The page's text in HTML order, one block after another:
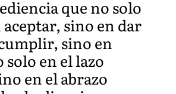
que no solo
sino en dar
sino en
en el lazo
en el abrazo